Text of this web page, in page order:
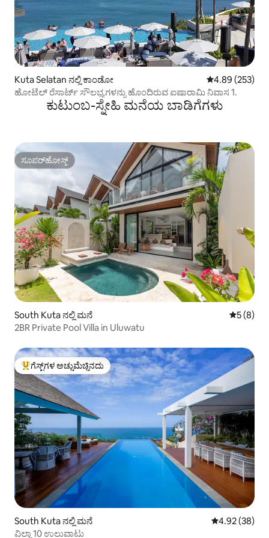
Kuta Selatan ನಲ್ಲಿ ಕಾಂಡೋ 5 ರಲ್ಲಿ 4.89
4.89 (253)
ಹೋಟೆಲ್ ರೆಸಾರ್ಟ್ ಸೌಲಭ್ಯಗಳನ್ನು ಹೊಂದಿರುವ ಐಷಾರಾಮಿ ನಿವಾಸ 1.
ಕುಟುಂಬ-ಸ್ನೇಹಿ ಮನೆಯ ಬಾಡಿಗೆಗಳು
ಸೂಪರ್‌ಹೋಸ್ಟ್
ಸೂಪರ್‌ಹೋಸ್ಟ್
South Kuta ನಲ್ಲಿ ಮನೆ 5 ರಲ್ಲಿ 5
5 (8)
2BR Private Pool Villa in Uluwatu
ಗೆಸ್ಟ್‌ಗಳಿಗೆ ಅತಿ ಹೆಚ್ಚು ಅಚ್ಚುಮೆಚ್ಚಿನದು
ಗೆಸ್ಟ್‌ಗಳ ಅಚ್ಚುಮೆಚ್ಚಿನದು
South Kuta ನಲ್ಲಿ ಮನೆ 5 ರಲ್ಲಿ 4.92
4.92 (38)
ವಿಲ್ಲಾ 10 ಉಲುವಾಟು